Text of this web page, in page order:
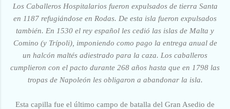
Los Caballeros Hospitalarios fueron expulsados de tierra Santa
en 1187 refugiándose en Rodas. De esta isla fueron expulsados
también. En 1530 el rey español les cedió las islas de Malta y
Comino (y Trípoli), imponiendo como pago la entrega anual de
un halcón maltés adiestrado para la caza. Los caballeros
cumplieron con el pacto durante 268 años hasta que en 1798 las
tropas de Napoleón les obligaron a abandonar la isla.
Esta capilla fue el último campo de batalla del Gran Asedio de